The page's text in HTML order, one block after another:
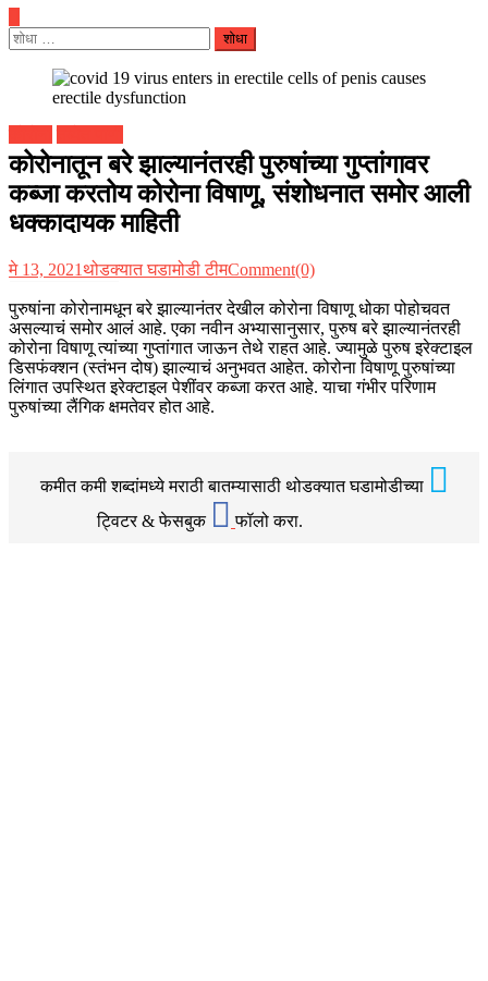
यांचा
शोध
कोरोनातून बरे झाल्यानंतरही पुरुषांच्या गुप्तांगावर
कब्जा करतोय कोरोना विषाणू, संशोधनात समोर आली
धक्कादायक माहिती
मे 13, 2021थोडक्यात घडामोडी टीमComment(0)
पुरुषांना कोरोनामधून बरे झाल्यानंतर देखील कोरोना विषाणू धोका पोहोचवत
असल्याचं समोर आलं आहे. एका नवीन अभ्यासानुसार, पुरुष बरे झाल्यानंतरही
कोरोना विषाणू त्यांच्या गुप्तांगात जाऊन तेथे राहत आहे. ज्यामुळे पुरुष इरेक्टाइल
डिसफंक्शन (स्तंभन दोष) झाल्याचं अनुभवत आहेत. कोरोना विषाणू पुरुषांच्या
लिंगात उपस्थित इरेक्टाइल पेशींवर कब्जा करत आहे. याचा गंभीर परिणाम
पुरुषांच्या लैंगिक क्षमतेवर होत आहे.
कमीत कमी शब्दांमध्ये मराठी बातम्यासाठी थोडक्यात घडामोडीच्या
ट्विटर & फेसबुक
फॉलो करा.